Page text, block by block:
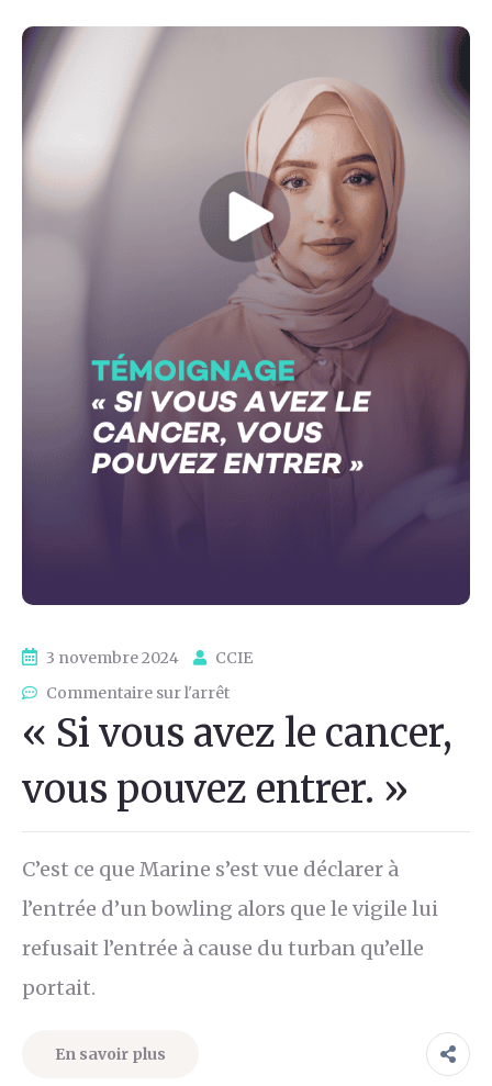
3 novembre 2024
CCIE
Commentaire sur l'arrêt
« Si vous avez le cancer,
vous pouvez entrer. »
C’est ce que Marine s’est vue déclarer à
l’entrée d’un bowling alors que le vigile lui
refusait l’entrée à cause du turban qu’elle
portait.
En savoir plus